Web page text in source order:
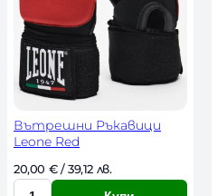
е
с
т
в
Вътрешни Ръкавици
Leone Red
20,00 € / 39,12 лв.